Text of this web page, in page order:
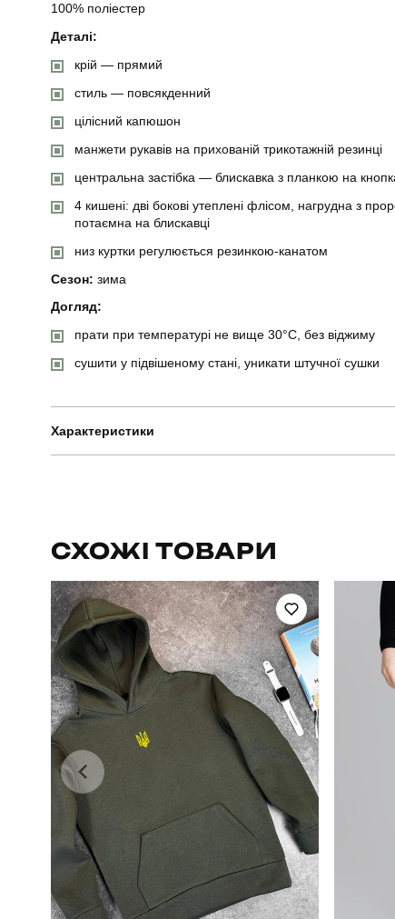
100% поліестер
Деталі:
крій — прямий
стиль — повсякденний
цілісний капюшон
манжети рукавів на прихованій трикотажній резинці
центральна застібка — блискавка з планкою на
4 кишені: дві бокові утеплені флісом, нагрудна з
потаємна на блискавці
низ куртки регулюється резинкою-канатом
Сезон: зима
Догляд:
прати при температурі не вище 30°C, без віджиму
сушити у підвішеному стані, уникати штучної сушки
Характеристики
Стать
Сезон
Матеріал
Країна - виробник
СХОЖІ ТОВАРИ